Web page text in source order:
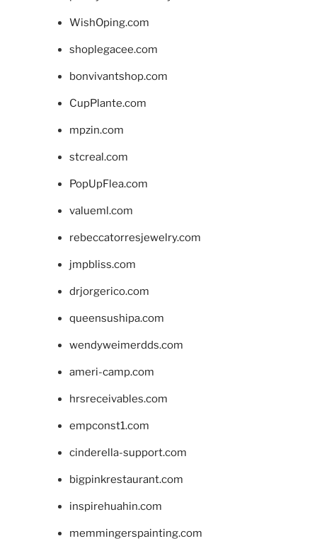
WishOping.com
shoplegacee.com
bonvivantshop.com
CupPlante.com
mpzin.com
stcreal.com
PopUpFlea.com
valueml.com
rebeccatorresjewelry.com
jmpbliss.com
drjorgerico.com
queensushipa.com
wendyweimerdds.com
ameri-camp.com
hrsreceivables.com
empconst1.com
cinderella-support.com
bigpinkrestaurant.com
inspirehuahin.com
memmingerspainting.com